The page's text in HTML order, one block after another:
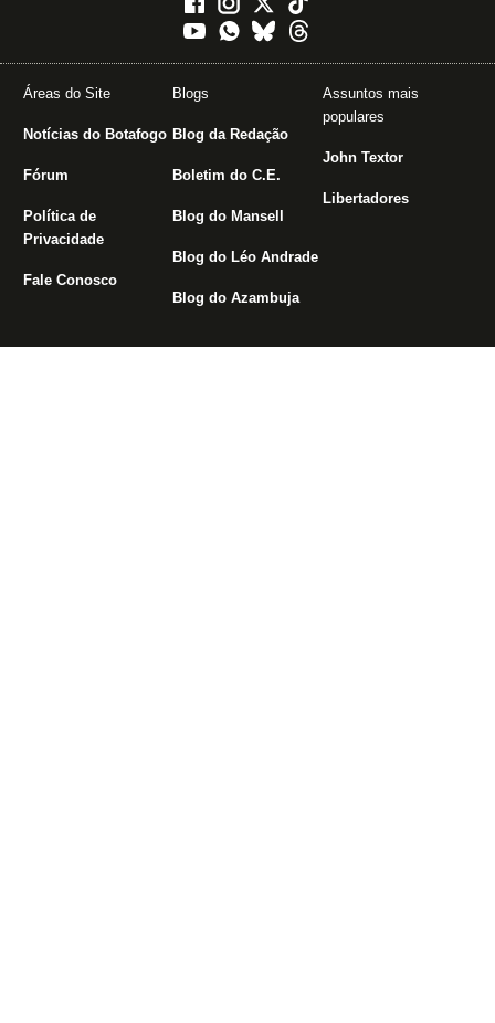
Áreas do Site
Notícias do Botafogo
Fórum
Política de
Privacidade
Fale Conosco
Blogs
Blog da Redação
Boletim do C.E.
Blog do Mansell
Blog do Léo Andrade
Blog do Azambuja
Assuntos mais
populares
John Textor
Libertadores